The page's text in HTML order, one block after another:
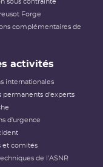
sous contrainte
Forge
complémentaires de
activités
internationales
permanents d'experts
d'urgence
et comités
de l'ASNR